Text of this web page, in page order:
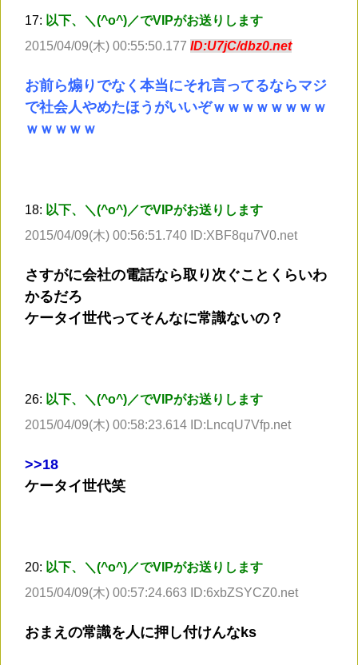
17: 以下、＼(^o^)／でVIPがお送りします
2015/04/09(木) 00:55:50.177 ID:U7jC/dbz0.net
お前ら煽りでなく本当にそれ言ってるならマジ
で社会人やめたほうがいいぞｗｗｗｗｗｗｗｗ
ｗｗｗｗｗ
18: 以下、＼(^o^)／でVIPがお送りします
2015/04/09(木) 00:56:51.740 ID:XBF8qu7V0.net
さすがに会社の電話なら取り次ぐことくらいわ
かるだろ
ケータイ世代ってそんなに常識ないの？
26: 以下、＼(^o^)／でVIPがお送りします
2015/04/09(木) 00:58:23.614 ID:LncqU7Vfp.net
>>18
ケータイ世代笑
20: 以下、＼(^o^)／でVIPがお送りします
2015/04/09(木) 00:57:24.663 ID:6xbZSYCZ0.net
おまえの常識を人に押し付けんなks